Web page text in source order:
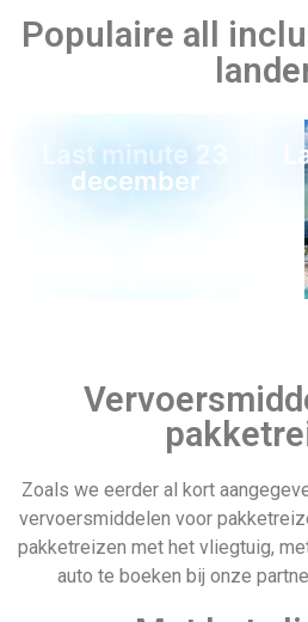
Populaire all
Last minute 23
december
Vertrek datum
Zoals we eerder al kort
vervoersmiddelen voor
pakketreizen met het vliegtuig,
auto te boeken bij onze